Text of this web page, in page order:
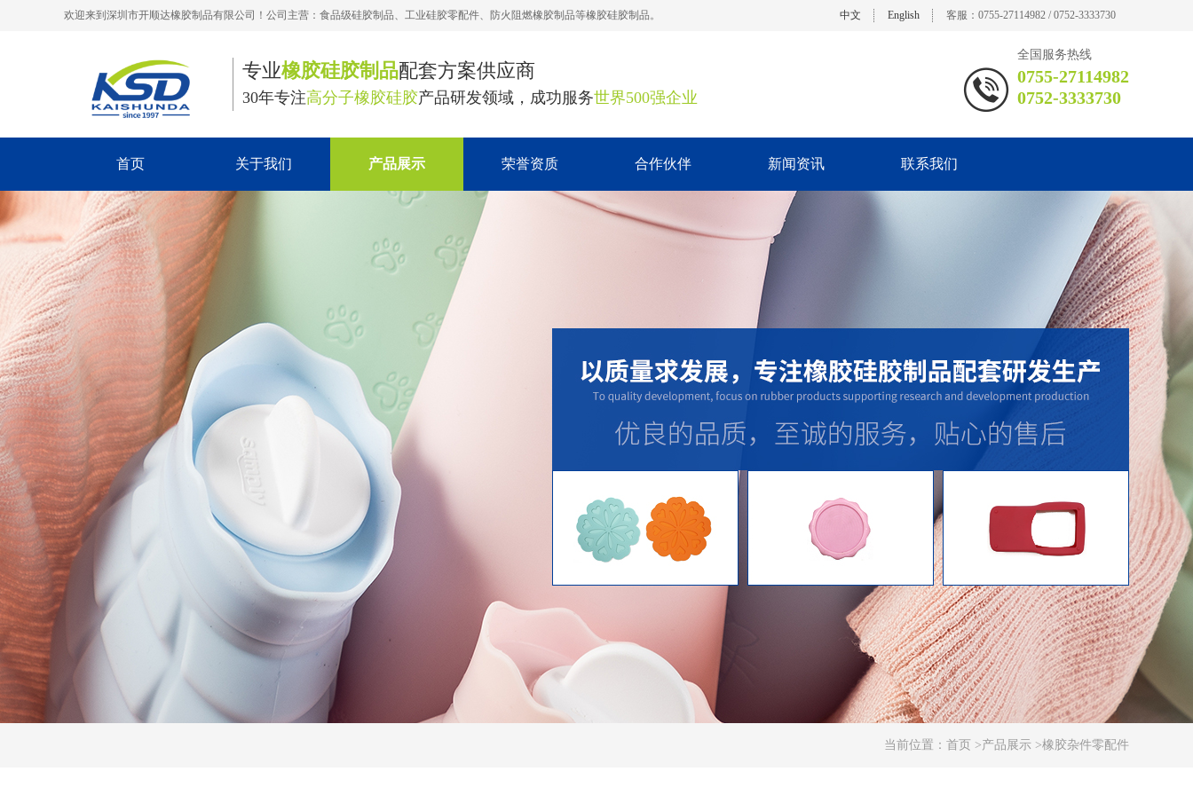
欢迎来到深圳市开顺达橡胶制品有限公司！公司主营：食品级硅胶制品、工业硅胶零配件、防火阻燃橡胶制品等橡胶硅胶制品。 中文 English 客服：0755-27114982 / 0752-3333730
专业橡胶硅胶制品配套方案供应商
30年专注高分子橡胶硅胶产品研发领域，成功服务世界500强企业
全国服务热线
0755-27114982
0752-3333730
首页 关于我们 产品展示 荣誉资质 合作伙伴 新闻资讯 联系我们
当前位置： 首页 >产品展示 >橡胶杂件零配件